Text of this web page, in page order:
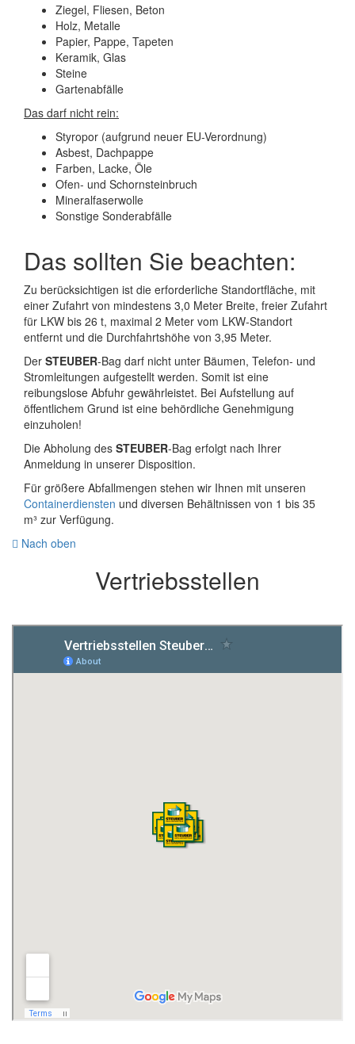
Ziegel, Fliesen, Beton
Holz, Metalle
Papier, Pappe, Tapeten
Keramik, Glas
Steine
Gartenabfälle
Das darf nicht rein:
Styropor (aufgrund neuer EU-Verordnung)
Asbest, Dachpappe
Farben, Lacke, Öle
Ofen- und Schornsteinbruch
Mineralfaserwolle
Sonstige Sonderabfälle
Das sollten Sie beachten:
Zu berücksichtigen ist die erforderliche Standortfläche, mit
einer Zufahrt von mindestens 3,0 Meter Breite, freier Zufahrt
für LKW bis 26 t, maximal 2 Meter vom LKW-Standort
entfernt und die Durchfahrtshöhe von 3,95 Meter.
Der STEUBER-Bag darf nicht unter Bäumen, Telefon- und
Stromleitungen aufgestellt werden. Somit ist eine
reibungslose Abfuhr gewährleistet. Bei Aufstellung auf
öffentlichem Grund ist eine behördliche Genehmigung
einzuholen!
Die Abholung des STEUBER-Bag erfolgt nach Ihrer
Anmeldung in unserer Disposition.
Für größere Abfallmengen stehen wir Ihnen mit unseren
Containerdiensten und diversen Behältnissen von 1 bis 35
m³ zur Verfügung.
Nach oben
Vertriebs­stellen